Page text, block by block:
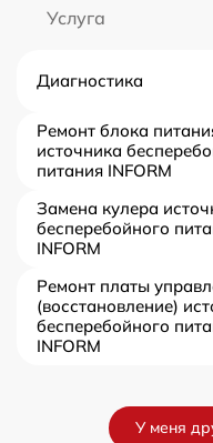
Услуга
Диагностика
Ремонт блока
источника
питания INFORM
Замена кулера
бесперебойного
INFORM
Ремонт платы
(восстановление)
бесперебойного
INFORM
У меня